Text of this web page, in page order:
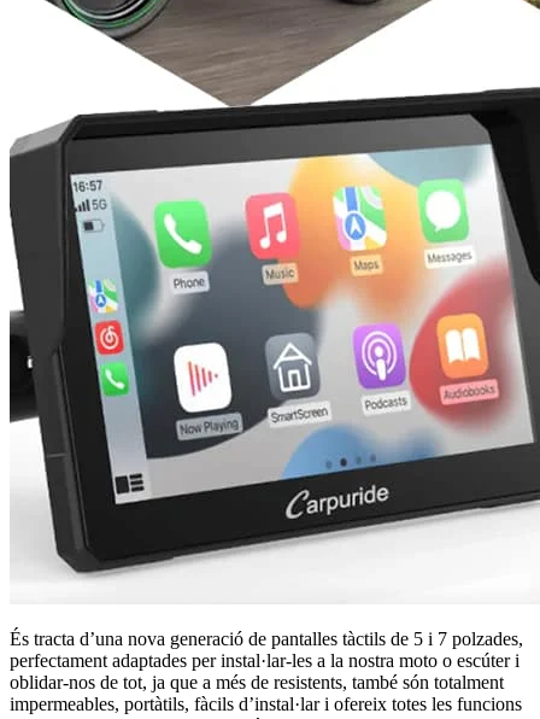
És tracta d’una nova generació de pantalles tàctils de 5 i 7 polzades,
perfectament adaptades per instal·lar-les a la nostra moto o escúter i
oblidar-nos de tot, ja que a més de resistents, també són totalment
impermeables, portàtils, fàcils d’instal·lar i ofereix totes les funcions